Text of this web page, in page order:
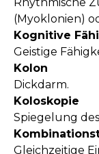
(Myoklonien)
Kognitive
Geistige
Kolon
Dickdarm.
Koloskopie
Spiegelung
Gleichzeitige